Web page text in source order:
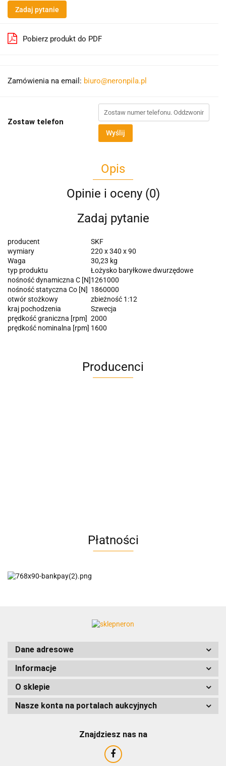
Zadaj pytanie
Pobierz produkt do PDF
Zamówienia na email: biuro@neronpila.pl
Zostaw telefon
Wyślij
Opis
Opinie i oceny (0)
Zadaj pytanie
producent
SKF
wymiary
220 x 340 x 90
Waga
30,23 kg
typ produktu
Łożysko baryłkowe dwurzędowe
nośność dynamiczna C [N]1261000
nośność statyczna Co [N] 1860000
otwór stożkowy
zbieżność 1:12
kraj pochodzenia
Szwecja
prędkość graniczna [rpm] 2000
prędkość nominalna [rpm] 1600
Producenci
AC EasyLine
Płatności
Dane adresowe
Informacje
O sklepie
Nasze konta na portalach aukcyjnych
Znajdziesz nas na